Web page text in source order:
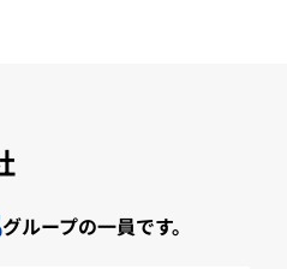
グループの一員です。